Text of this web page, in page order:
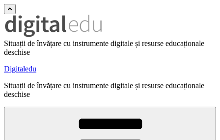
Situații de învățare cu instrumente digitale și resurse educaționale
deschise
Digitaledu
Situații de învățare cu instrumente digitale și resurse educaționale
deschise